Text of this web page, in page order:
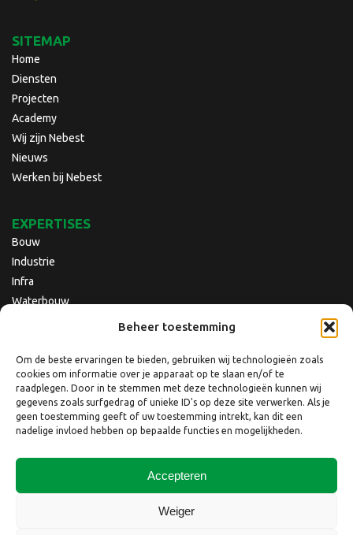
Beheer toestemming
Om de beste ervaringen te bieden, gebruiken wij technologieën zoals
cookies om informatie over je apparaat op te slaan en/of te
raadplegen. Door in te stemmen met deze technologieën kunnen wij
gegevens zoals surfgedrag of unieke ID's op deze site verwerken. Als je
geen toestemming geeft of uw toestemming intrekt, kan dit een
nadelige invloed hebben op bepaalde functies en mogelijkheden.
Accepteren
Weiger
SITEMAP
Home
Diensten
Projecten
Academy
Wij zijn Nebest
Nieuws
Werken bij Nebest
EXPERTISES
Bouw
Industrie
Infra
Waterbouw
Copyright © 2026 Nebest B.V.